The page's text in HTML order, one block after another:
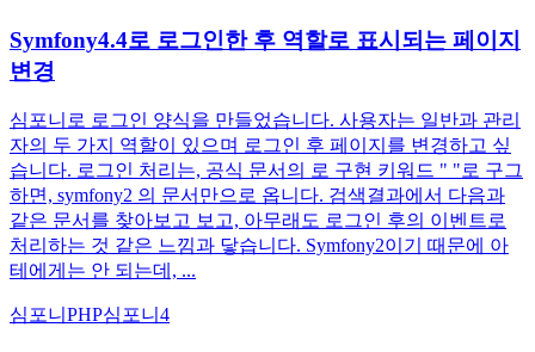
Symfony4.4로 로그인한 후 역할로 표시되는 페이지
변경
심포니로 로그인 양식을 만들었습니다. 사용자는 일반과 관리
자의 두 가지 역할이 있으며 로그인 후 페이지를 변경하고 싶
습니다. 로그인 처리는, 공식 문서의 로 구현 키워드 " "로 구그
하면, symfony2 의 문서만으로 옵니다. 검색결과에서 다음과
같은 문서를 찾아보고 보고, 아무래도 로그인 후의 이벤트로
처리하는 것 같은 느낌과 닿습니다. Symfony2이기 때문에 아
테에게는 안 되는데, ...
심포니 PHP심포니4